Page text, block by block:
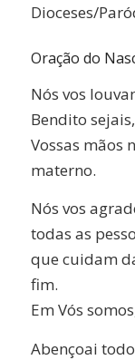
Dioceses/
Oração do
Nós vos
Bendito
Vossas mãos
materno.
Nós vos
todas as
que cuidam
fim.
Em Vós
Abençoai